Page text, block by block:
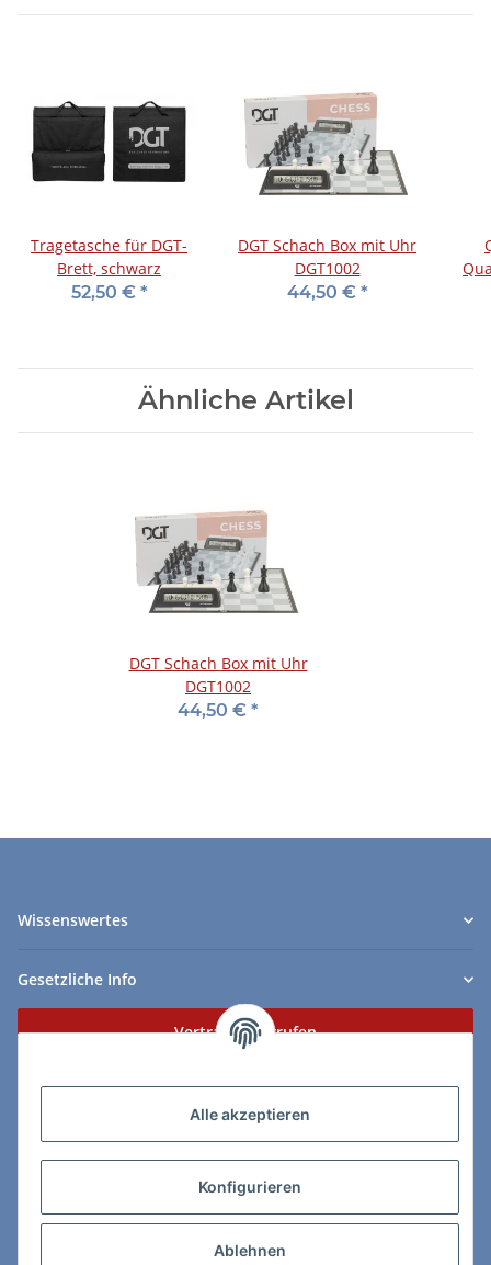
Alle akzeptieren
Konfigurieren
Ablehnen
Tragetasche für DGT-
Brett, schwarz
52,50 € *
DGT Schach Box mit Uhr
DGT1002
44,50 € *
Ähnliche Artikel
DGT Schach Box mit Uhr
DGT1002
44,50 € *
Wissenswertes
Gesetzliche Info
Vertrag widerrufen